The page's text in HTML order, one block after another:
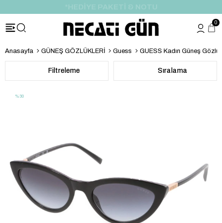
0
Anasayfa GÜNEŞ GÖZLÜKLERİ Guess GUESS Kadın Güneş
Filtreleme Sıralama
%30